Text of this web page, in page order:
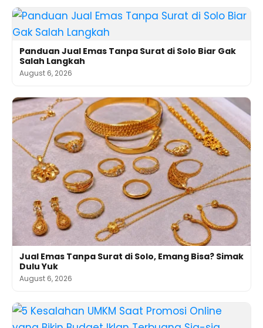
Panduan Jual Emas Tanpa Surat di Solo Biar Gak
Salah Langkah
August 6, 2026
Jual Emas Tanpa Surat di Solo, Emang Bisa? Simak
Dulu Yuk
August 6, 2026